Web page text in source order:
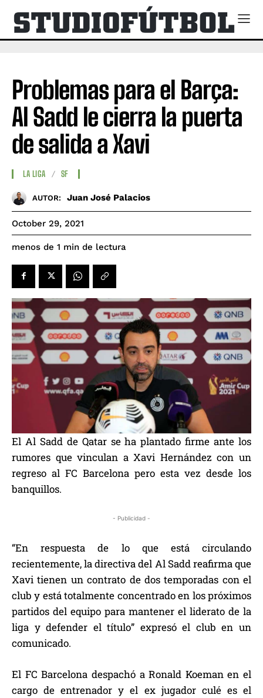
Problemas para el Barça:
Al Sadd le cierra la puerta
de salida a Xavi
LA LIGA SF
AUTOR: Juan José Palacios
October 29, 2021
menos de 1 min de lectura
El Al Sadd de Qatar se ha plantado firme ante los
rumores que vinculan a Xavi Hernández con un
regreso al FC Barcelona pero esta vez desde los
banquillos.
- Publicidad -
“En respuesta de lo que está circulando
recientemente, la directiva del Al Sadd reafirma que
Xavi tienen un contrato de dos temporadas con el
club y está totalmente concentrado en los próximos
partidos del equipo para mantener el liderato de la
liga y defender el título” expresó el club en un
comunicado.
El FC Barcelona despachó a Ronald Koeman en el
cargo de entrenador y el ex jugador culé es el